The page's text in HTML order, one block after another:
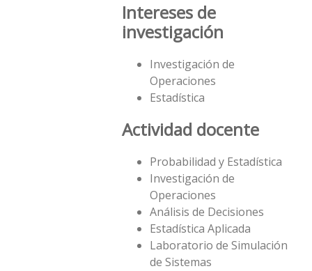
Intereses de
investigación
Investigación de
Operaciones
Estadística
Actividad docente
Probabilidad y Estadística
Investigación de
Operaciones
Análisis de Decisiones
Estadística Aplicada
Laboratorio de Simulación
de Sistemas